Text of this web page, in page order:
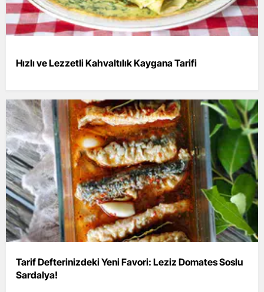
Hızlı ve Lezzetli Kahvaltılık Kaygana Tarifi
Tarif Defterinizdeki Yeni Favori: Leziz Domates Soslu
Sardalya!